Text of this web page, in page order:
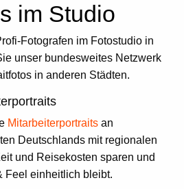
im Studio
Fotografen im Fotostudio in
unser bundesweites Netzwerk
in anderen Städten.
Mitarbeiterportraits an
Deutschlands mit regionalen
und Reisekosten sparen und
Feel einheitlich bleibt.